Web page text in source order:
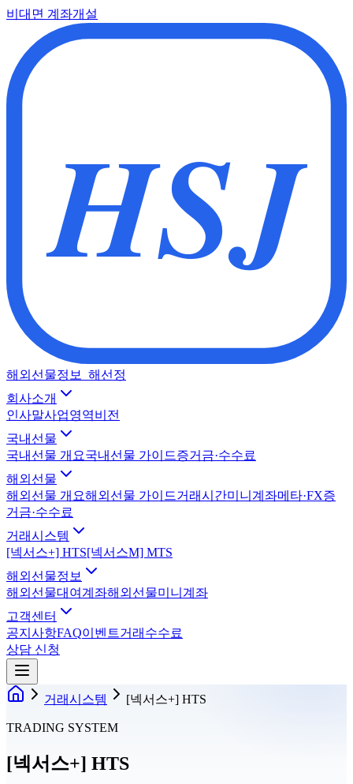
비대면 계좌개설
HSJ
해외선물정보_해선정
회사소개
인사말사업영역비전
국내선물
국내선물 개요국내선물 가이드증거금·수수료
해외선물
해외선물 개요해외선물 가이드거래시간미니계좌메타·FX증
거금·수수료
거래시스템
[넥서스+] HTS[넥서스M] MTS
해외선물정보
해외선물대여계좌해외선물미니계좌
고객센터
공지사항FAQ이벤트거래수수료
상담 신청
거래시스템 [넥서스+] HTS
TRADING SYSTEM
[넥서스+] HTS